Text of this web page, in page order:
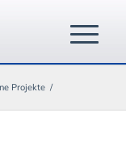
Projekte /